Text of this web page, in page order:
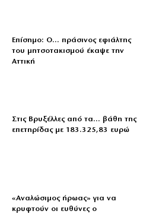
Επίσημο: Ο… πράσινος εφιάλτης
του μητσοτακισμού έκαψε την
Αττική
Στις Βρυξέλλες από τα… βάθη της
επετηρίδας με 183.325,83 ευρώ
«Aναλώσιμος ήρωας» για να
κρυφτούν οι ευθύνες ο